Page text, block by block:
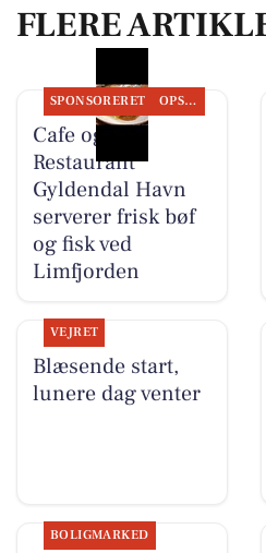
FLERE
SPONSORERET OPSLAGSTAVLEN
Cafe og
Restaurant
Gyldendal Havn
serverer frisk bøf
og fisk ved
Limfjorden
VEJRET
Blæsende start,
lunere dag venter
BOLIGMARKED